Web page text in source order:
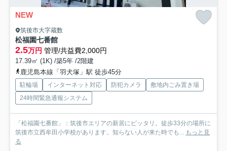
NEW
筑後市大字蔵数
松福園七番館
2.5万円 管理/共益費2,000円
17.39㎡ (1K) /築5年 /2階建
鹿児島本線「羽犬塚」駅 徒歩45分
駐輪場 インターネット対応 防犯カメラ
敷地内ごみ置き場
24時間緊急通報システム
「松福園七番館」：筑後市エリアの新居にピッタリ。徒歩33分の場所に
筑後市立西牟田小学校があります。知らない人が来た時でも... もっと見
る